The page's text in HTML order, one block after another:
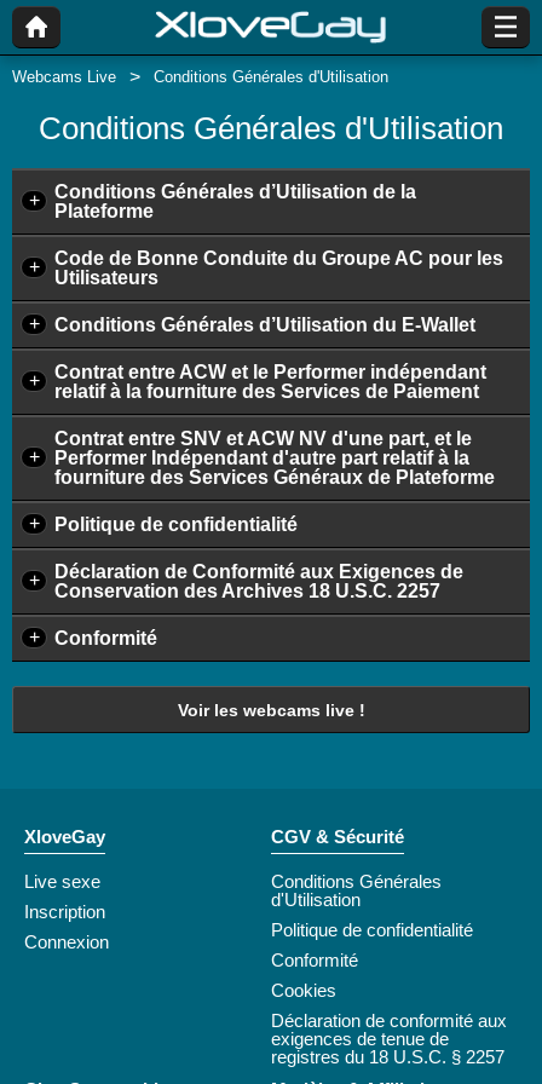
Webcams Live Conditions Générales d'Utilisation
Conditions Générales d'Utilisation
+
Conditions Générales d’Utilisation de la
Plateforme
+
Code de Bonne Conduite du Groupe AC pour les
Utilisateurs
+ Conditions Générales d’Utilisation du E-Wallet
+
Contrat entre ACW et le Performer indépendant
relatif à la fourniture des Services de Paiement
+
Contrat entre SNV et ACW NV d'une part, et le
Performer Indépendant d'autre part relatif à la
fourniture des Services Généraux de Plateforme
+ Politique de confidentialité
+
Déclaration de Conformité aux Exigences de
Conservation des Archives 18 U.S.C. 2257
+ Conformité
Voir les webcams live !
XloveGay
Live sexe
Inscription
Connexion
CGV & Sécurité
Conditions Générales
d'Utilisation
Politique de confidentialité
Conformité
Cookies
Déclaration de conformité aux
exigences de tenue de
registres du 18 U.S.C. § 2257